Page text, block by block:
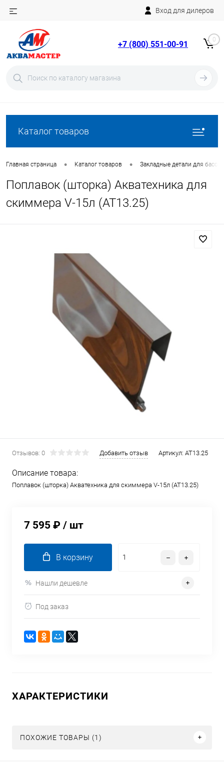
Вход для дилеров
+7 (800) 551-00-91 0
Каталог товаров
Главная страница • Каталог товаров • Закладные детали для
Поплавок (шторка) Акватехника для
скиммера V-15л (AT13.25)
Отзывов: 0 Добавить отзыв Артикул: AT13.25
Описание товара:
Поплавок (шторка) Акватехника для скиммера V-15л (AT13.25)
7 595 ₽ / шт
В корзину
Нашли дешевле
Под заказ
ХАРАКТЕРИСТИКИ
ПОХОЖИЕ ТОВАРЫ (1)